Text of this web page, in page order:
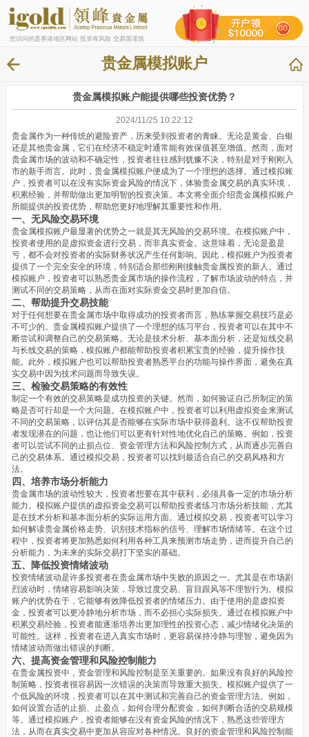
您访问的是香港地区网站 投资有风险 交易需谨慎
贵金属模拟账户
贵金属模拟账户能提供哪些投资优势？
2024/11/25 10:22:12
贵金属作为一种传统的避险资产，历来受到投资者的青睐。无论是黄金、白银
还是其他贵金属，它们在经济不稳定时通常能有效保值甚至增值。然而，面对
贵金属市场的波动和不确定性，投资者往往感到犹豫不决，特别是对于刚刚入
市的新手而言。此时，贵金属模拟账户便成为了一个理想的选择。通过模拟账
户，投资者可以在没有实际资金风险的情况下，体验贵金属交易的真实环境，
积累经验，并帮助做出更加明智的投资决策。本文将全面介绍贵金属模拟账户
所能提供的投资优势，帮助您更好地理解其重要性和作用。
一、无风险交易环境
贵金属模拟账户最显著的优势之一就是其无风险的交易环境。在模拟账户中，
投资者使用的是虚拟资金进行交易，而非真实资金。这意味着，无论是盈是
亏，都不会对投资者的实际财务状况产生任何影响。因此，模拟账户为投资者
提供了一个完全安全的环境，特别适合那些刚刚接触贵金属投资的新人。通过
模拟账户，投资者可以熟悉贵金属市场的操作流程，了解市场波动的特点，并
测试不同的交易策略，从而在面对实际资金交易时更加自信。
二、帮助提升交易技能
对于任何想要在贵金属市场中取得成功的投资者而言，熟练掌握交易技巧是必
不可少的。贵金属模拟账户提供了一个理想的练习平台，投资者可以在其中不
断尝试和调整自己的交易策略。无论是技术分析、基本面分析，还是短线交易
与长线交易的策略，模拟账户都能帮助投资者积累宝贵的经验，提升操作技
能。此外，模拟账户也可以帮助投资者熟悉平台的功能与操作界面，避免在真
实交易中因为技术问题而导致失误。
三、检验交易策略的有效性
制定一个有效的交易策略是成功投资的关键。然而，如何验证自己所制定的策
略是否可行却是一个大问题。在模拟账户中，投资者可以利用虚拟资金来测试
不同的交易策略，以评估其是否能够在实际市场中获得盈利。这不仅帮助投资
者发现潜在的问题，也让他们可以更有针对性地优化自己的策略。例如，投资
者可以尝试不同的止损点位、资金管理方法和风险控制方式，从而逐步完善自
己的交易体系。通过模拟交易，投资者可以找到最适合自己的交易风格和方
法。
四、培养市场分析能力
贵金属市场的波动性较大，投资者想要在其中获利，必须具备一定的市场分析
能力。模拟账户提供的虚拟资金交易可以帮助投资者练习市场分析技能，尤其
是在技术分析和基本面分析的实际运用方面。通过模拟交易，投资者可以学习
如何解读贵金属价格走势、识别技术指标的信号、理解市场情绪等。在这个过
程中，投资者将更加熟悉如何利用各种工具来预测市场走势，进而提升自己的
分析能力，为未来的实际交易打下坚实的基础。
五、降低投资情绪波动
投资情绪波动是许多投资者在贵金属市场中失败的原因之一。尤其是在市场剧
烈波动时，情绪容易影响决策，导致过度交易、盲目跟风等不理智行为。模拟
账户的优势在于，它能够有效降低投资者的情绪压力。由于使用的是虚拟资
金，投资者可以更冷静地分析市场，而不必担心实际损失。通过在模拟账户中
积累交易经验，投资者能逐渐培养出更加理性的投资心态，减少情绪化决策的
可能性。这样，投资者在进入真实市场时，更容易保持冷静与理智，避免因为
情绪波动而做出错误的判断。
六、提高资金管理和风险控制能力
在贵金属投资中，资金管理和风险控制是至关重要的。如果没有良好的风险控
制策略，投资者很容易因一次错误的决策而导致重大损失。模拟账户提供了一
个低风险的环境，投资者可以在其中测试和完善自己的资金管理方法。例如，
如何设置合适的止损、止盈点，如何合理分配资金，如何判断合适的交易规模
等。通过模拟账户，投资者能够在没有资金风险的情况下，熟悉这些管理方
法，从而在真实交易中更加从容应对各种情况。良好的资金管理和风险控制能